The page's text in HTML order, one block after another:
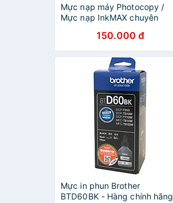
Mực nạp máy Photocopy /
Mực nạp InkMAX chuyên
máy Photocopy RICOH
150.000 đ
Mực in phun Brother
BTD60BK - Hàng chính hãng